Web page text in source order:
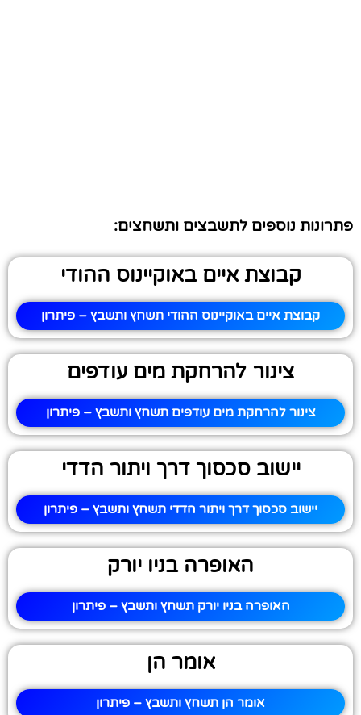
פתרונות נוספים לתשבצים ותשחצים:
קבוצת איים באוקיינוס ההודי
קבוצת איים באוקיינוס ההודי תשחץ ותשבץ – פיתרון
צינור להרחקת מים עודפים
צינור להרחקת מים עודפים תשחץ ותשבץ – פיתרון
יישוב סכסוך דרך ויתור הדדי
יישוב סכסוך דרך ויתור הדדי תשחץ ותשבץ – פיתרון
האופרה בניו יורק
האופרה בניו יורק תשחץ ותשבץ – פיתרון
אומר הן
אומר הן תשחץ ותשבץ – פיתרון